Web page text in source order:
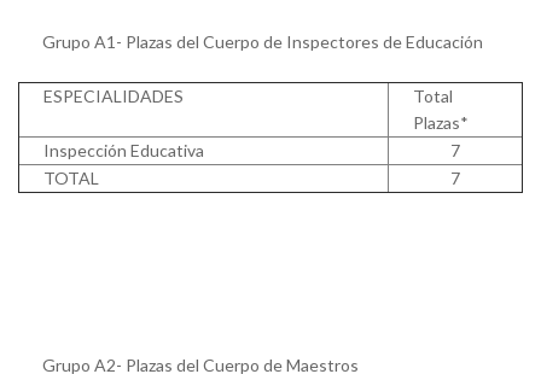
Grupo A1- Plazas del Cuerpo de Inspectores de Educación
ESPECIALIDADES
Total
Plazas*
Inspección Educativa
7
TOTAL
7
Grupo A2- Plazas del Cuerpo de Maestros